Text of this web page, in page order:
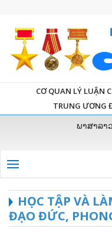
CƠ QUAN LÝ LUẬN
TRUNG ƯƠNG
ພາສາລາວ
HỌC TẬP VÀ
ĐẠO ĐỨC,